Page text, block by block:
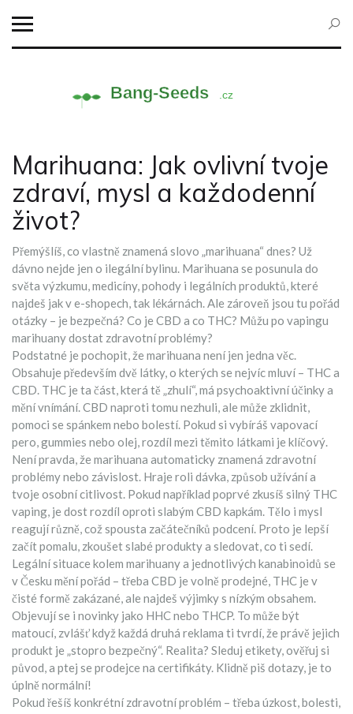
Marihuana: Jak ovlivní tvoje
zdraví, mysl a každodenní
život?
Přemýšlíš, co vlastně znamená slovo „marihuana“ dnes? Už
dávno nejde jen o ilegální bylinu. Marihuana se posunula do
světa výzkumu, medicíny, pohody i legálních produktů, které
najdeš jak v e-shopech, tak lékárnách. Ale zároveň jsou tu pořád
otázky – je bezpečná? Co je CBD a co THC? Můžu po vapingu
marihuany dostat zdravotní problémy?
Podstatné je pochopit, že marihuana není jen jedna věc.
Obsahuje především dvě látky, o kterých se nejvíc mluví – THC a
CBD. THC je ta část, která tě „zhulí“, má psychoaktivní účinky a
mění vnímání. CBD naproti tomu nezhuli, ale může zklidnit,
pomoci se spánkem nebo bolestí. Pokud si vybíráš vapovací
pero, gummies nebo olej, rozdíl mezi těmito látkami je klíčový.
Není pravda, že marihuana automaticky znamená zdravotní
problémy nebo závislost. Hraje roli dávka, způsob užívání a
tvoje osobní citlivost. Pokud například poprvé zkusíš silný THC
vaping, je dost rozdíl oproti slabým CBD kapkám. Tělo i mysl
reagují různě, což spousta začátečníků podcení. Proto je lepší
začít pomalu, zkoušet slabé produkty a sledovat, co ti sedí.
Legální situace kolem marihuany a jednotlivých kanabinoidů se
v Česku mění pořád – třeba CBD je volně prodejné, THC je v
čisté formě zakázané, ale najdeš výjimky s nízkým obsahem.
Objevují se i novinky jako HHC nebo THCP. To může být
matoucí, zvlášť když každá druhá reklama ti tvrdí, že právě jejich
produkt je „stopro bezpečný“. Realita? Sleduj etikety, ověřuj si
původ, a ptej se prodejce na certifikáty. Klidně piš dotazy, je to
úplně normální!
Pokud řešíš konkrétní zdravotní problém – třeba úzkost, bolesti,